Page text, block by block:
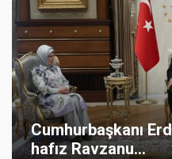
Cumhurbaşkanı
hafız Ravzanu...